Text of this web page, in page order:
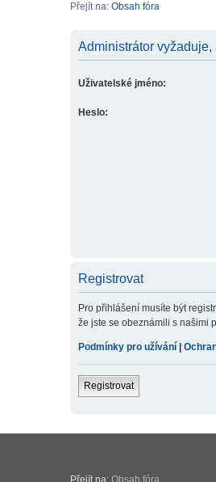
Přejít na: Obsah fóra
Administrátor
Uživatelské jméno:
Heslo:
Registrovat
Pro přihlášení musíte být
že jste se obeznámili s našimi
Podmínky pro užívání
Registrovat
Přejít na: Obsah fóra